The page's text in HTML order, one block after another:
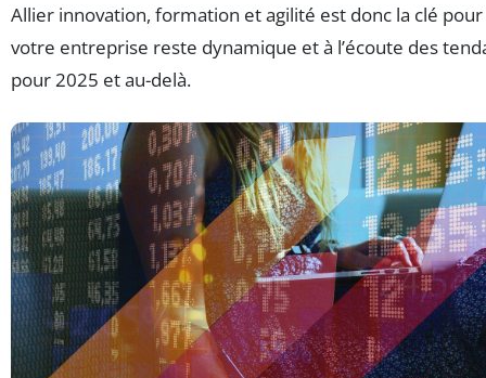
Allier innovation, formation et agilité est donc la clé
votre entreprise reste dynamique et à l’écoute des
pour 2025 et au-delà.